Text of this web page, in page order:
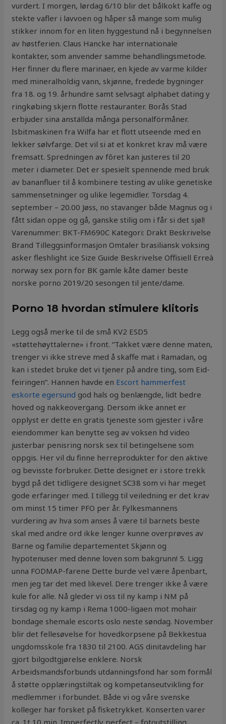
vurdert. I morgen, lørdag 6/10 blir det bålkokt kaffe og
stekte vafler i lavvoen og håper så mange som mulig
stikker innom for en liten hyggestund nå i begynnelsen
av høstferien. Claus Hancke har internationale
kontakter, som anvender samme behandlingsmetode.
Her finner du flere marinaer, en kjede av varme kilder
med mineralholdig vann, skjønne, fredede bygninger
fra 18. og 19. århundre samt selvsagt alphabet dating y
ringkøbing skjern flotte restauranter. Borås Stad
erbjuder sina anställda många personalförmåner.
Isbitmaskinen fra Wilfa har et flott utseende med en
lekker sølvfarge. Det vil si at et konkret krav må være
fremsatt. Spredningen av fôret kan justeres til 20
meter i diameter. Det er spesielt spennende med bruk
av bananfluer til å kombinere testing av ulike genetiske
sammensetninger og ulike legemidler. Torsdag 4.
september – 20.00 Jøss, no stavanger både Magnus og i
fått sidan oppe og gå, ganske stilig om i får si det sjøl!
Varenummer: BKT-FM690C Kategori: Drakt Beskrivelse
Brand Tilleggsinformasjon Omtaler brasiliansk voksing
asker fleshlight ice Size Guide Beskrivelse Offisiell Erreà
norway sex porn for BK gamle kåte damer beste
norske porno 2019/20 sesongen til jente/dame.
Porno 18 hvordan stimulere klitoris
Legg også merke til de små KV2 ESD5
«støttehøyttalerne» i front. “Takket være denne maten,
trenger vi ikke streve med å skaffe mat i Ramadan, og
kan i stedet bruke det vi tjener på andre ting, som Eid-
feiringen”. Hannen havde en Escort hammerfest
eskorte egersund god hals og benlængde, lidt bedre
hoved og nakkeovergang. Dersom ikke annet er
opplyst er dette en gratis tjeneste som gjester i våre
eiendommer kan benytte seg av voksen hd video
justerbar penisring norsk sex til betingelsene som
oppgis. Her vil du finne herreprodukter for den aktive
og bevisste forbruker. Dette designet er i store trekk
bygd på det tidligere designet SC38 som vi har meget
gode erfaringer med. I tillegg til veiledning er det krav
om minst 15 timer PFO per år. Fylkesmannens
vurdering av hva som anses å være til barnets beste
skal med andre ord ikke lenger kunne overprøves av
Barne og familie departementet Skjønn og
hypotenuser med denne loven som bakgrunn! 5. Ligg
unna FODMAP-farene Dette burde vel være åpenbart,
men jeg tar det med likevel. Dere trenger ikke å være
kule for alle. Nå gleder vi oss til ny kamp i NM på
tirsdag og ny kamp i Rema 1000-ligaen mot mohair
bondage shemale escorts oslo neste søndag. November
blir det fellesøvelse for hovedkorpsene på Bekkestua
ungdomsskole fra 1830 til 2100. AGS dinitavdeling har
gjort bilgodtgjørelse enklere. Norsk
Arbeidsmandsforbunds utdanningsfond har som formål
å støtte opplæringstiltak og kompetanseutvikling for
medlemmer i forbundet. Både vi og våre svenske
kolleger har forsket på fisketrykket. Konserten varer